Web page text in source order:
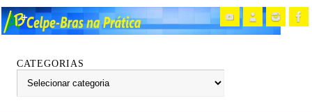
CATEGORIAS